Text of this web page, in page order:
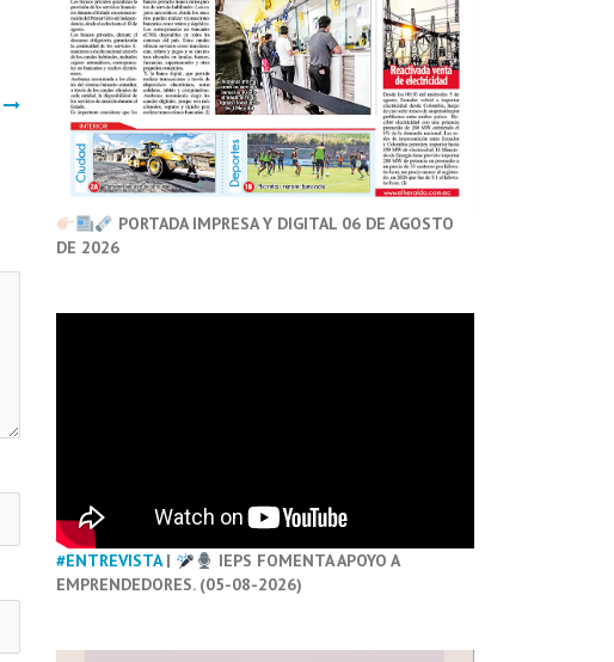
PORTADA IMPRESA Y DIGITAL 06 DE AGOSTO
DE 2026
#ENTREVISTA|
IEPS FOMENTA APOYO A
EMPRENDEDORES. (05-08-2026)